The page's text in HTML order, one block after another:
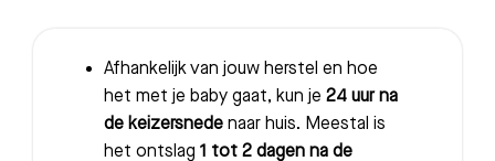
Afhankelijk van jouw herstel en hoe
het met je baby gaat, kun je 24 uur na
de keizersnede naar huis. Meestal is
het ontslag 1 tot 2 dagen na de